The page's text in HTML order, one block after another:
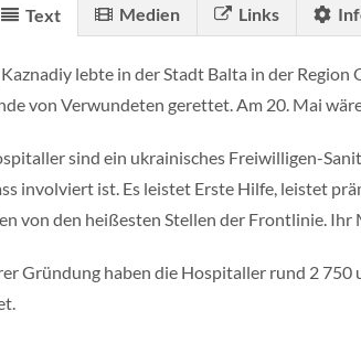
Text Medien Links
lebte in der Stadt Balta in der
von Verwundeten gerettet. Am 20. Mai
sind ein ukrainisches Freiwilligen-
involviert ist. Es leistet Erste Hilfe, leistet
von den heißesten Stellen der Frontlinie.
Gründung haben die Hospitaller rund 2